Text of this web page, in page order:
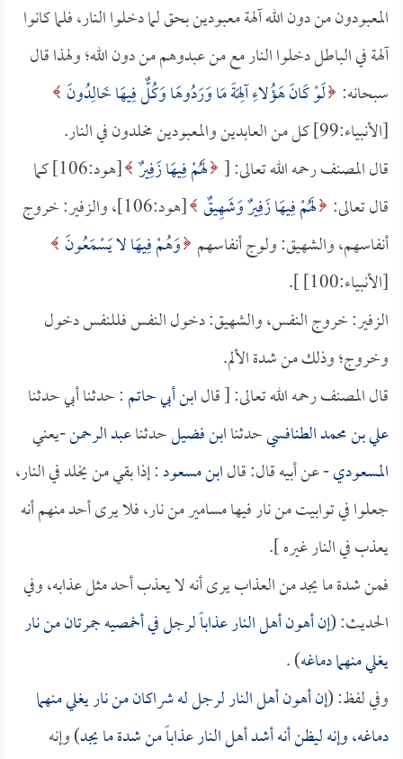
المعبودون من دون الله آلهة معبودين بحق لما دخلوا النار، فلما كانوا
آلهة في الباطل دخلوا النار مع من عبدوهم من دون الله؛ ولهذا قال
سبحانه: لَوْ كَانَ هَؤُلاءِ آلِهَةً مَا وَرَدُوهَا وَكُلٌّ فِيهَا خَالِدُونَ
[الأنبياء:99] كل من العابدين والمعبودين مخلدون في النار.
قال المصنف رحمه الله تعالى: [ لَهُمْ فِيهَا زَفِيرٌ
[هود:106] كما
قال تعالى: لَهُمْ فِيهَا زَفِيرٌ وَشَهِيقٌ
[هود:106]، والزفير: خروج
أنفاسهم، والشهيق: ولوج أنفاسهم وَهُمْ فِيهَا لا يَسْمَعُونَ
[الأنبياء:100] ].
الزفير: خروج النفس، والشهيق: دخول النفس فللنفس دخول
وخروج؛ وذلك من شدة الألم.
قال المصنف رحمه الله تعالى: [ قالابن أبي حاتم: حدثنا أبي حدثنا
علي بن محمد الطنافسيحدثناابن فضيلحدثناعبد الرحمن-يعني
المسعودي- عن أبيه قال: قالابن مسعود: إذا بقي من يخلد في النار،
جعلوا في توابيت من نار فيها مسامير من نار، فلا يرى أحد منهم أنه
يعذب في النار غيره ].
فمن شدة ما يجد من العذاب يرى أنه لا يعذب أحد مثل عذابه، وفي
الحديث: (إن أهون أهل النار عذاباً لرجل في أخمصيه جمرتان من نار
يغلي منهما دماغه) .
وفي لفظ: (إن أهون أهل النار لرجل له شراكان من نار يغلي منهما
دماغه، وإنه ليظن أنه أشد أهل النار عذاباً من شدة ما يجد) وإنه